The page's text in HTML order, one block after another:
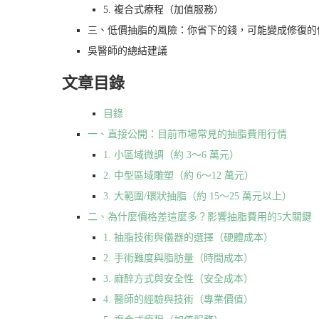
5. 複合式療程（加值服務）
三、低價抽脂的風險：你省下的錢，可能變成修復的
吳醫師的總結建議
文章目錄
目錄
一、直接公開：目前市場常見的抽脂費用行情
1. 小區域微調（約 3～6 萬元）
2. 中型區域雕塑（約 6～12 萬元）
3. 大範圍/環狀抽脂（約 15～25 萬元以上）
二、為什麼價格差這麼多？影響抽脂費用的5大關鍵
1. 抽脂技術與儀器的選擇（硬體成本）
2. 手術難度與脂肪量（時間成本）
3. 麻醉方式與安全性（安全成本）
4. 醫師的經驗與技術（專業價值）